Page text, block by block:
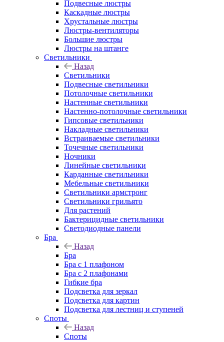
Подвесные люстры
Каскадные люстры
Хрустальные люстры
Люстры-вентиляторы
Большие люстры
Люстры на штанге
Светильники
Назад
Светильники
Подвесные светильники
Потолочные светильники
Настенные светильники
Настенно-потолочные светильники
Гипсовые светильники
Накладные светильники
Встраиваемые светильники
Точечные светильники
Ночники
Линейные светильники
Карданные светильники
Мебельные светильники
Светильники армстронг
Светильники грильято
Для растений
Бактерицидные светильники
Светодиодные панели
Бра
Назад
Бра
Бра с 1 плафоном
Бра с 2 плафонами
Гибкие бра
Подсветка для зеркал
Подсветка для картин
Подсветка для лестниц и ступеней
Споты
Назад
Споты